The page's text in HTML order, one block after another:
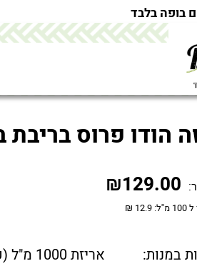
בופה בלבד
הודו פרוס בריבת
₪129.00
₪
במנות: אריזת 1000 מ"ל (כ - 12 יח' )